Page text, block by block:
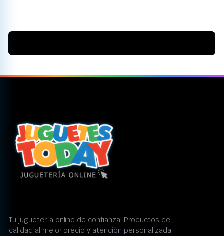
Tu juguetería online de confianza. Productos de
calidad al mejor precio y atención personalizada.